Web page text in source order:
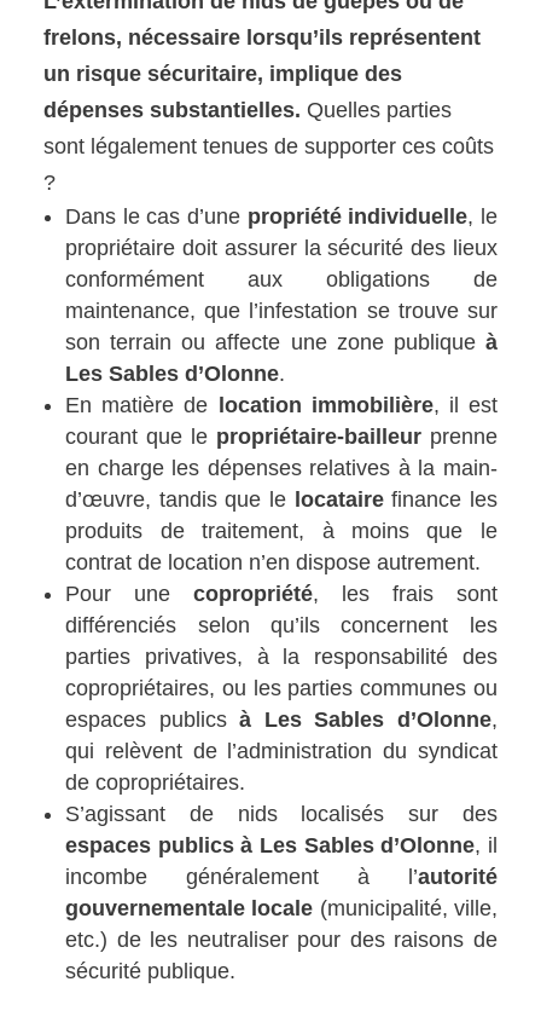
frelons, nécessaire lorsqu’ils représentent
un risque sécuritaire, implique des
dépenses substantielles. Quelles parties
sont légalement tenues de supporter ces coûts
?
Dans le cas d’une propriété individuelle, le
propriétaire doit assurer la sécurité des lieux
conformément aux obligations de
maintenance, que l’infestation se trouve sur
son terrain ou affecte une zone publique à
Les Sables d’Olonne.
En matière de
location immobilière, il est
courant que le propriétaire-bailleurprenne
en charge les dépenses relatives à la main-
d’œuvre, tandis que le locatairefinance les
produits de traitement, à moins que le
contrat de location n’en dispose autrement.
Pour unecopropriété, les frais sont
différenciés selon qu’ils concernent les
parties privatives, à la responsabilité des
copropriétaires, ou les parties communes ou
espaces publicsà Les Sables d’Olonne,
qui relèvent de l’administration du syndicat
de copropriétaires.
S’agissant de nids localisés sur des
espaces publics à Les Sables d’Olonne, il
incombe généralement à l’autorité
gouvernementale locale (municipalité, ville,
etc.) de les neutraliser pour des raisons de
sécurité publique.